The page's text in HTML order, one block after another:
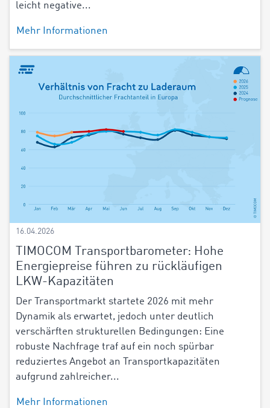
leicht negative...
Mehr Informationen
16.04.2026
TIMOCOM Transportbarometer: Hohe
Energiepreise führen zu rückläufigen
LKW-Kapazitäten
Der Transportmarkt startete 2026 mit mehr
Dynamik als erwartet, jedoch unter deutlich
verschärften strukturellen Bedingungen: Eine
robuste Nachfrage traf auf ein noch spürbar
reduziertes Angebot an Transportkapazitäten
aufgrund zahlreicher...
Mehr Informationen